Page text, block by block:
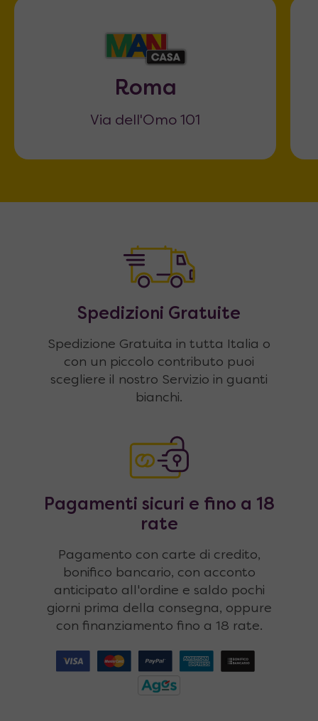
Roma
Via dell'Omo 101
Spedizioni Gratuite
Spedizione Gratuita in tutta Italia o
con un piccolo contributo puoi
scegliere il nostro Servizio in guanti
bianchi.
Pagamenti sicuri e fino a 18
rate
Pagamento con carte di credito,
bonifico bancario, con acconto
anticipato all'ordine e saldo pochi
giorni prima della consegna, oppure
con finanziamento fino a 18 rate.